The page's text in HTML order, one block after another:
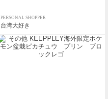
PERSONAL SHOPPER
台湾大好き